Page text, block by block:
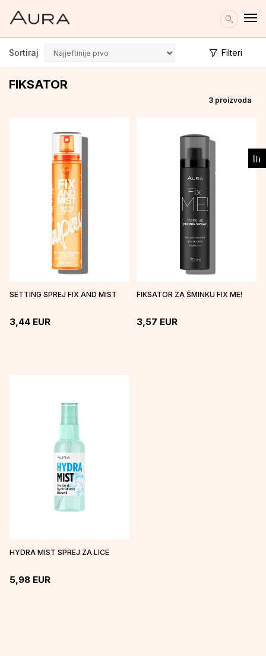
FIKSATOR
Sortiraj Filteri
3 proizvoda
SETTING SPREJ FIX AND MIST
3,44 EUR
FIKSATOR ZA ŠMINKU FIX ME!
3,57 EUR
HYDRA MIST SPREJ ZA LICE
5,98 EUR